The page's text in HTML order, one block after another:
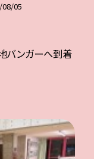
05
バンガーへ到着